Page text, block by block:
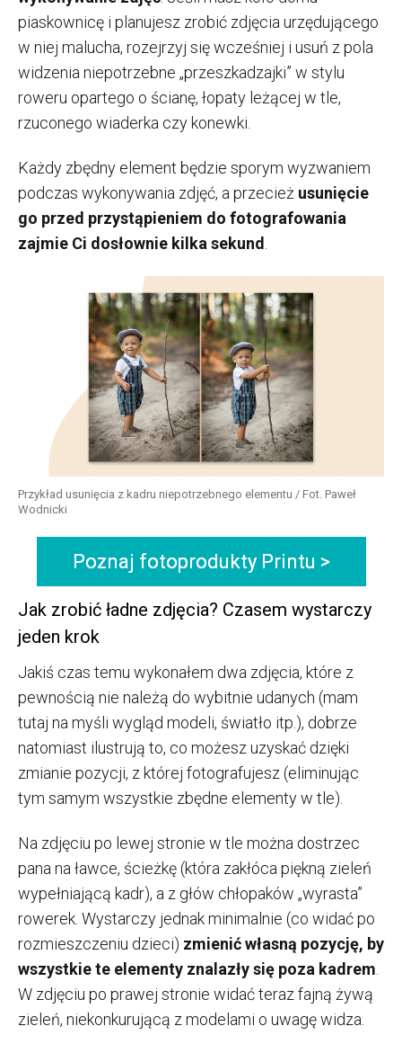
piaskownicę i planujesz zrobić zdjęcia urzędującego
w niej malucha, rozejrzyj się wcześniej i usuń z pola
widzenia niepotrzebne „przeszkadzajki” w stylu
roweru opartego o ścianę, łopaty leżącej w tle,
rzuconego wiaderka czy konewki.
Każdy zbędny element będzie sporym wyzwaniem
podczas wykonywania zdjęć, a przecież usunięcie
go przed przystąpieniem do fotografowania
zajmie Ci dosłownie kilka sekund.
Przykład usunięcia z kadru niepotrzebnego elementu / Fot. Paweł
Wodnicki
Poznaj fotoprodukty Printu >
Jak zrobić ładne zdjęcia? Czasem wystarczy
jeden krok
Jakiś czas temu wykonałem dwa zdjęcia, które z
pewnością nie należą do wybitnie udanych (mam
tutaj na myśli wygląd modeli, światło itp.), dobrze
natomiast ilustrują to, co możesz uzyskać dzięki
zmianie pozycji, z której fotografujesz (eliminując
tym samym wszystkie zbędne elementy w tle).
Na zdjęciu po lewej stronie w tle można dostrzec
pana na ławce, ścieżkę (która zakłóca piękną zieleń
wypełniającą kadr), a z głów chłopaków „wyrasta”
rowerek. Wystarczy jednak minimalnie (co widać po
rozmieszczeniu dzieci) zmienić własną pozycję, by
wszystkie te elementy znalazły się poza kadrem
W zdjęciu po prawej stronie widać teraz fajną żywą
zieleń, niekonkurującą z modelami o uwagę widza.